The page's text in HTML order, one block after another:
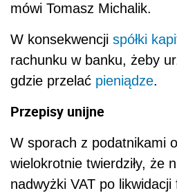
mówi Tomasz Michalik.
W konsekwencji spółki
rachunku w banku, żeby
gdzie przelać pieniądze.
Przepisy unijne
W sporach z podatnikami
wielokrotnie twierdziły, że
nadwyżki VAT po